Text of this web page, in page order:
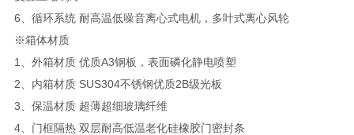
6、循环系统 耐高温低噪音离心式电机，多叶式离心风轮
※箱体材质
1、外箱材质 优质A3钢板，表面磷化静电喷塑
2、内箱材质 SUS304不锈钢优质2B级光板
3、保温材质 超薄超细玻璃纤维
4、门框隔热 双层耐高低温老化硅橡胶门密封条